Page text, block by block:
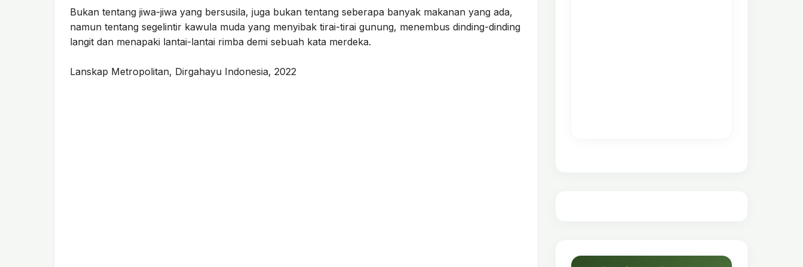
Bukan tentang jiwa-jiwa yang bersusila, juga bukan tentang seberapa banyak makanan yang ada,
namun tentang segelintir kawula muda yang menyibak tirai-tirai gunung, menembus dinding-dinding
langit dan menapaki lantai-lantai rimba demi sebuah kata merdeka.
Lanskap Metropolitan, Dirgahayu Indonesia, 2022